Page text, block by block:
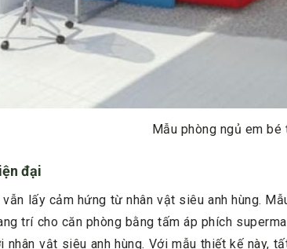
Mẫu phòng ngủ em
đại
lấy cảm hứng từ nhân vật siêu anh hùng.
trí cho căn phòng bằng tấm áp phích
vật siêu anh hùng. Với mẫu thiết kế này,